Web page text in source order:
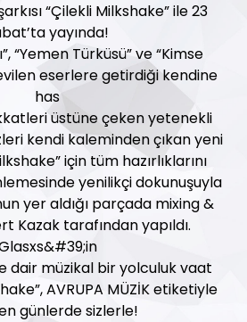
“Çilekli Milkshake” ile 23
yayında!
“Yemen Türküsü” ve “Kimse
eserlere getirdiği kendine
has
üstüne çeken yetenekli
kendi kaleminden çıkan yeni
için tüm hazırlıklarını
yenilikçi dokunuşuyla
yer aldığı parçada mixing &
Kazak tarafından yapıldı.
dair müzikal bir yolculuk vaat
AVRUPA MÜZİK etiketiyle
günlerde sizlerle!